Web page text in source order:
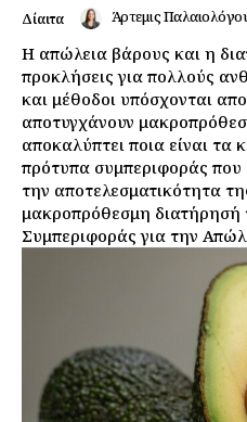
Δίαιτα Άρτεμις
Η απώλεια βάρους και η
προκλήσεις για πολλούς
και μέθοδοι υπόσχονται
αποτυγχάνουν
αποκαλύπτει ποια είναι τα
πρότυπα συμπεριφοράς
την αποτελεσματικότητα
μακροπρόθεσμη
Συμπεριφοράς για την